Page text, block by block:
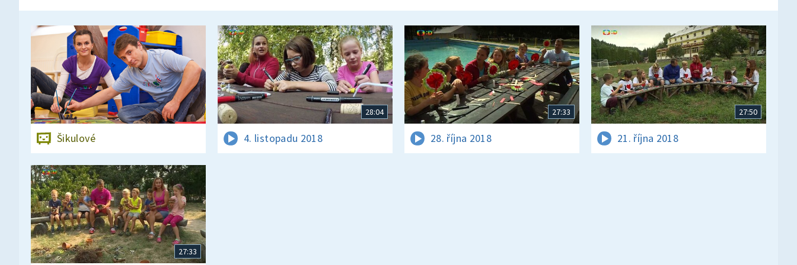
Šikulové
28:04
4. listopadu 2018
27:33
28. října 2018
27:50
21. října 2018
27:33